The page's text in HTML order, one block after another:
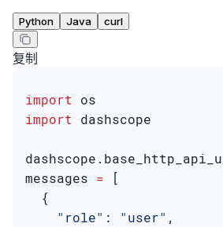
Python Java curl
复制
import os
import dashscope
messages = [
  {
    "role"
: "user" ,